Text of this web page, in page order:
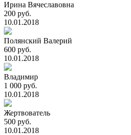
Ирина Вячеславовна
200 руб.
10.01.2018
Полянский Валерий
600 руб.
10.01.2018
Владимир
1 000 руб.
10.01.2018
Жертвователь
500 руб.
10.01.2018